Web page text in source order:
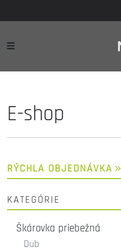
E-shop
RÝCHLA OBJEDNÁVKA
KATEGÓRIE
Škárovka priebežná
Dub